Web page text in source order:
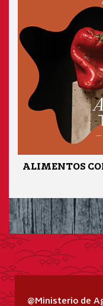
ALIMENTOS
@Ministerio de